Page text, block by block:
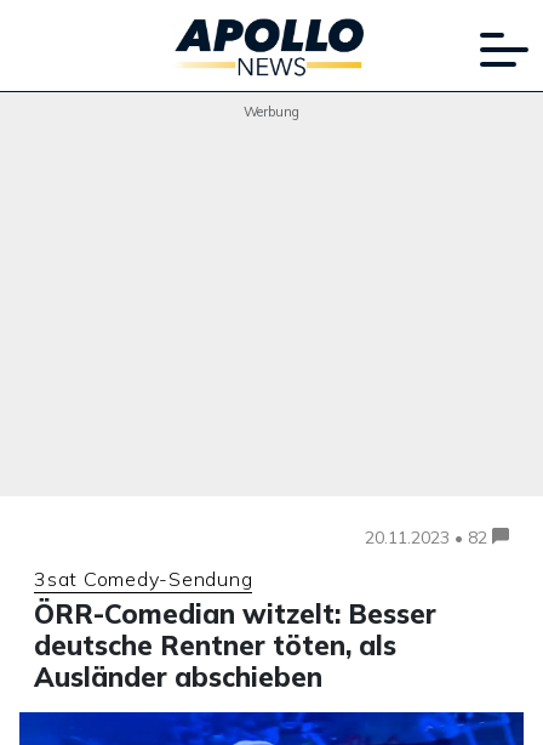
Werbung
20.11.2023 • 82
3sat Comedy-Sendung
ÖRR-Comedian witzelt: Besser
deutsche Rentner töten, als
Ausländer abschieben